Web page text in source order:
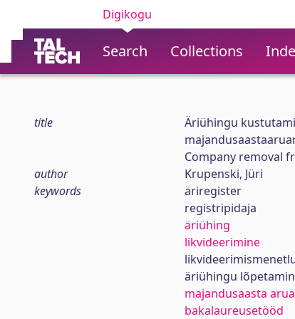
Digikogu
Search Collections
title
Äriühingu
Company removal
author
Krupenski, Jüri
keywords
äriregister
registripidaja
äriühing
likvideerimine
äriühingu
majandusaasta
bakalaureusetööd